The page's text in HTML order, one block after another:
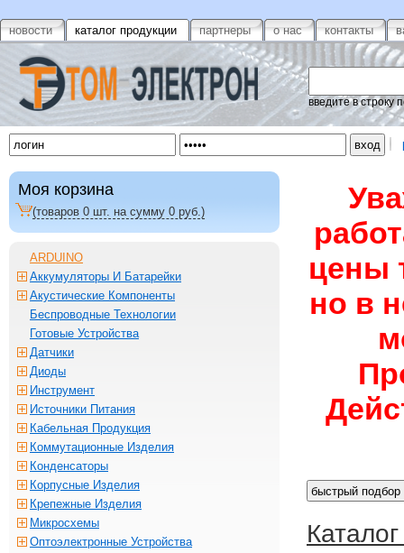
новости каталог продукции партнеры о нас контакты
введите в строку
цены
но в
Моя корзина
(товаров 0 шт. на сумму 0 руб.)
ARDUINO
Аккумуляторы И Батарейки
Акустические Компоненты
Беспроводные Технологии
Готовые Устройства
Датчики
Диоды
Инструмент
Источники Питания
Кабельная Продукция
Коммутационные Изделия
Конденсаторы
Корпусные Изделия
Крепежные Изделия
Микросхемы
Оптоэлектронные Устройства